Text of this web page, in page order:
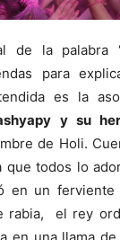
de la palabra
para
es la
y su
de Holi.
que todos lo
en un ferviente
rabia,
el rey